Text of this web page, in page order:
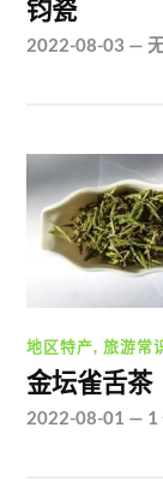
钧瓷
2022-08-03 —
地区特产,旅游常
金坛雀舌茶
2022-08-01 — 1